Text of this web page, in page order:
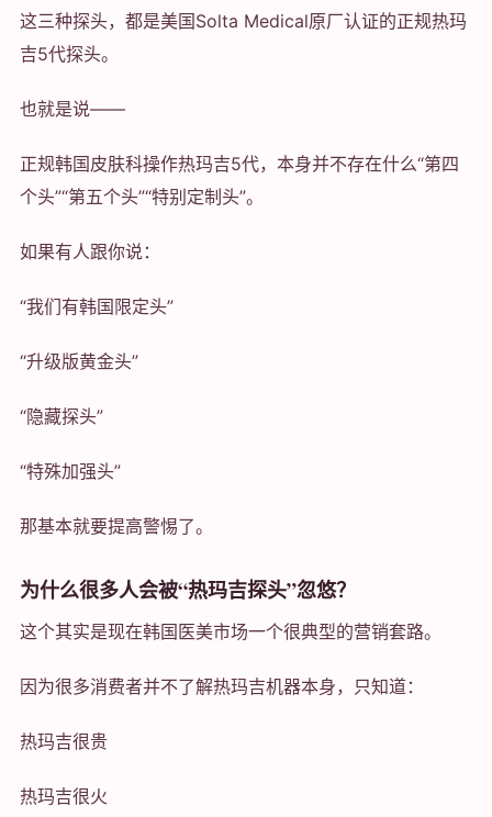
这三种探头，都是美国Solta Medical原厂认证的正规热玛
吉5代探头。
也就是说——
正规韩国皮肤科操作热玛吉5代，本身并不存在什么“第四
个头”“第五个头”“特别定制头”。
如果有人跟你说：
“我们有韩国限定头”
“升级版黄金头”
“隐藏探头”
“特殊加强头”
那基本就要提高警惕了。
为什么很多人会被“热玛吉探头”忽悠？
这个其实是现在韩国医美市场一个很典型的营销套路。
因为很多消费者并不了解热玛吉机器本身，只知道：
热玛吉很贵
热玛吉很火